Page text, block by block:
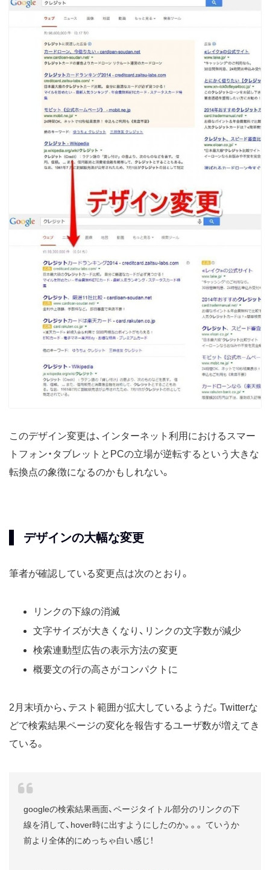
このデザイン変更は、インターネット利用におけるスマー
トフォン・タブレットとPCの立場が逆転するという大きな
転換点の象徴になるのかもしれない。
デザインの大幅な変更
筆者が確認している変更点は次のとおり。
リンクの下線の消滅
文字サイズが大きくなり、リンクの文字数が減少
検索連動型広告の表示方法の変更
概要文の行の高さがコンパクトに
2月末頃から、テスト範囲が拡大しているようだ。Twitterな
どで検索結果ページの変化を報告するユーザ数が増えてき
ている。
googleの検索結果画面、ページタイトル部分のリンクの下
線を消して、hover時に出すようにしたのか。。。 ていうか
前より全体的にめっちゃ白い感じ！